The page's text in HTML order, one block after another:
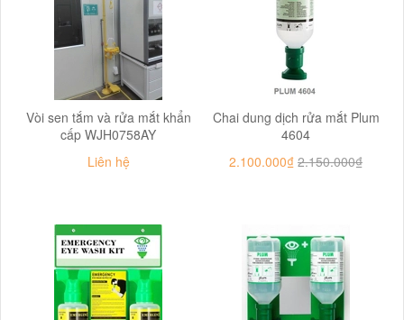
Vòi sen tắm và rửa mắt khẩn
cấp WJH0758AY
Liên hệ
Chai dung dịch rửa mắt Plum
4604
2.100.000₫ 2.150.000₫